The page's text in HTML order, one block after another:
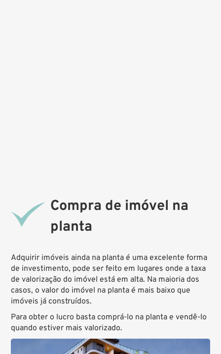
Compra de imóvel na
planta
Adquirir imóveis ainda na planta é uma excelente forma
de investimento, pode ser feito em lugares onde a taxa
de valorização do imóvel está em alta. Na maioria dos
casos, o valor do imóvel na planta é mais baixo que
imóveis já construídos.
Para obter o lucro basta comprá-lo na planta e vendê-lo
quando estiver mais valorizado.